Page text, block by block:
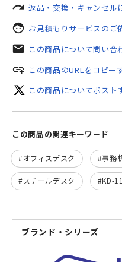
redo 返品・交換・キャンセル
face お見積もりサービスのご
mail この商品について問い合
add_link この商品のURLをコピー
この商品についてポスト
この商品の関連キーワード
オフィスデスク 事務
スチールデスク KD-
ブランド・シリーズ